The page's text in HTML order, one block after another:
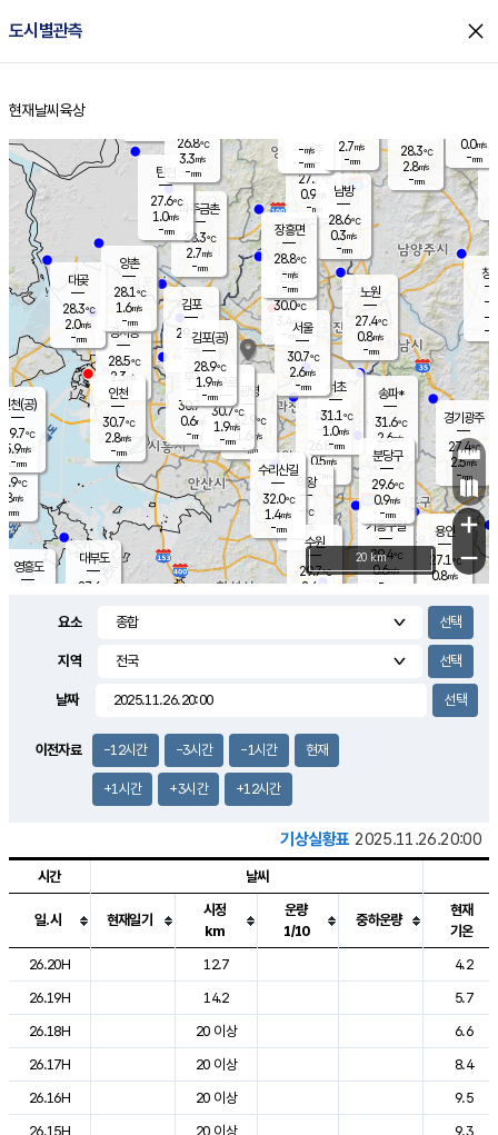
도시별관측 close
홈
현재날씨 육상
의도
℃
m/s
mm
영흥도
양주
27.7℃
0.9
-mm
과천
26.8℃
0.5m/s
- mm
용인
27.1℃
0.8m/s
경기광주
27.4℃
2.5m/s
-mm
1.1m/s
대부도
27.6
경서동
28.5℃
2.3 m/s
-mm
파주금촌
28.3℃
2.7m/s
-mm
28.3℃
2.8m/s
-mm
대곶
28.3℃
2.0m/s
-mm
창
-
-m/
-
탄현
27.6℃
1.0m/s
-mm
0.0m/s
-mm
의왕
- ℃
m/s
mm
김포
29.1℃
-m/s
mm
광명
32.9 ℃
1.6 m/s
-mm
부천
30.7℃
0.6m/s
-mm
양촌
28.1℃
1.6m/s
-mm
구로
30.7℃
1.9m/s
-mm
은평
30.0℃
3.4 m/s
- mm
노원
27.4℃
0.8m/s
-mm
송파*
31.6℃
2.6m/s
-mm
서초
31.1℃
1.0m/s
-mm
남방
28.6℃
0.3m/s
-mm
기흥구갈
29.4℃
0.6m/s
-
수리산길
32.0℃
1.4m/s
-mm
분당구
29.6℃
0.9m/s
-mm
장흥면
28.8℃
-m/s
-mm
-m/s
-mm
인천(공)
29.7℃
5.9m/s
-mm
김포(공)
28.9℃
1.9m/s
-mm
수원
29.7℃
2.4 m/s
인천
30.7℃
2.8m/s
-mm
서울
30.7℃
2.6m/s
-mm
26.8℃
3.3m/s
-mm
2.7m/s
-mm
+
−
20 km
요소
지역
날짜
이전자료 -12시간 -3시간 -1시간 현재
+1시간 +3시간 +12시간
기상실황표 2025.11.26.20:00
도시별 기상실황표로 지점, 날씨, 기온, 강수, 바람, 기압등을 안내한 표입
시간 날씨
일.시 현재일기
시정
km
운량
1/10
중하운량
현재
기온
26.20H
12.7
4.2
26.19H
14.2
5.7
26.18H
20 이상
6.6
26.17H
20 이상
8.4
26.16H
20 이상
9.5
26.15H
20 이상
9.3